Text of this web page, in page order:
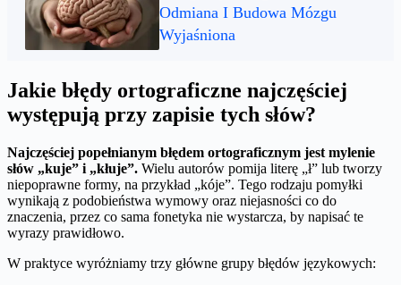
Odmiana I Budowa Mózgu
Wyjaśniona
Jakie błędy ortograficzne najczęściej
występują przy zapisie tych słów?
Najczęściej popełnianym błędem ortograficznym jest mylenie
słów „kuje” i „kłuje”. Wielu autorów pomija literę „ł” lub tworzy
niepoprawne formy, na przykład „kóje”. Tego rodzaju pomyłki
wynikają z podobieństwa wymowy oraz niejasności co do
znaczenia, przez co sama fonetyka nie wystarcza, by napisać te
wyrazy prawidłowo.
W praktyce wyróżniamy trzy główne grupy błędów językowych: